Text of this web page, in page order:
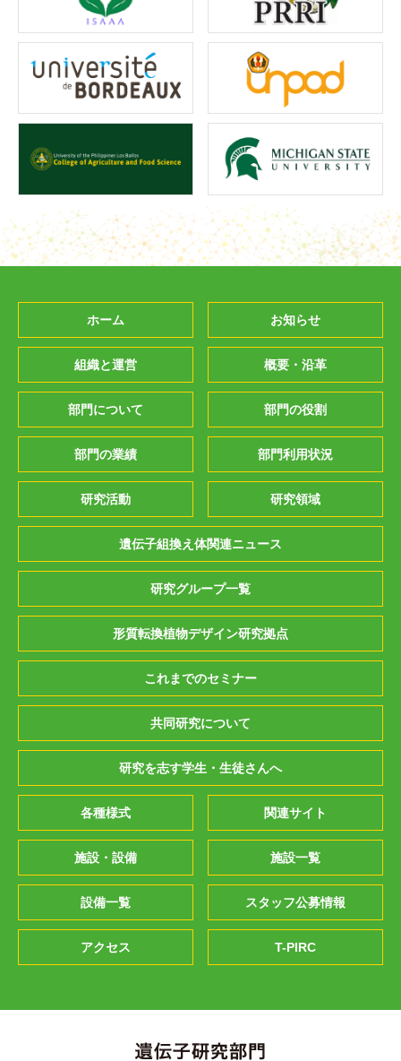
ホーム お知らせ
組織と運営 概要・沿革
部門について 部門の役割
部門の業績 部門利用状況
研究活動 研究領域
遺伝子組換え体関連ニュース
研究グループ一覧
形質転換植物デザイン研究拠点
これまでのセミナー
共同研究について
研究を志す学生・生徒さんへ
各種様式 関連サイト
施設・設備 施設一覧
設備一覧 スタッフ公募情報
アクセス T-PIRC